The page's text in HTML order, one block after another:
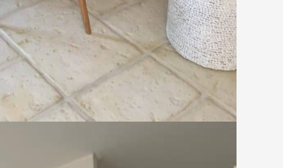
Politique de confidentialité
En soumettant ce formulaire, j'accepte lapolitique de confidentialité
Ces champs sont obligatoires
Ce site est protégé par reCAPTCHA. Les politiques de confidentialités
s’appliquent.